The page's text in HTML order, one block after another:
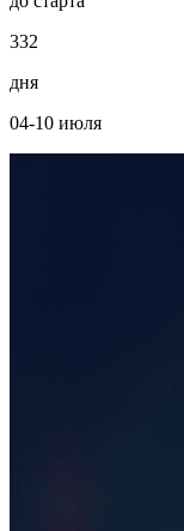
332
дня
04-10 июля